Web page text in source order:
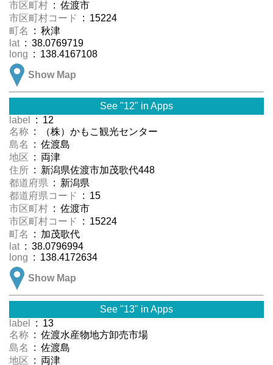
市区町村 : 佐渡市
市区町村コード
: 15224
町名
: 秋津
lat : 38.0769719
long : 138.4167108
Show Map
See "12" in Apps
label
: 12
名称 : （株）かもこ観光センター
島名
: 佐渡島
地区 : 両津
住所 : 新潟県佐渡市加茂歌代448
都道府県 : 新潟県
都道府県コード
: 15
市区町村 : 佐渡市
市区町村コード
: 15224
町名
: 加茂歌代
lat : 38.0796994
long : 138.4172634
Show Map
See "13" in Apps
label
: 13
名称 : 佐渡水産物地方卸売市場
島名
: 佐渡島
地区 : 両津